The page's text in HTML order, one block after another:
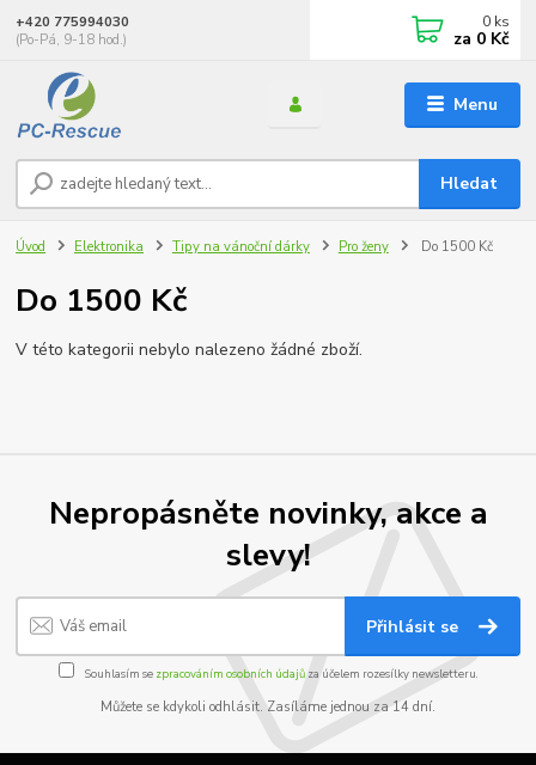
Menu
Hledat
+420 775994030
(Po-Pá, 9-18 hod.)
0 ks
za 0 Kč
Úvod Elektronika Tipy na vánoční dárky Pro ženy Do 1500 Kč
Do 1500 Kč
V této kategorii nebylo nalezeno žádné zboží.
Nepropásněte novinky, akce a
slevy!
Přihlásit se
Souhlasím se zpracováním osobních údajůza účelem rozesílky newsletteru.
Můžete se kdykoli odhlásit. Zasíláme jednou za 14 dní.